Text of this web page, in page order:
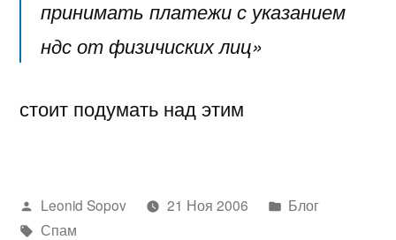
принимать платежи с указанием
ндс от физичиских лиц»
стоит подумать над этим
Написано
автором
Leonid Sopov 21 Ноя 2006
Написано
Блог
Метки:
Спам